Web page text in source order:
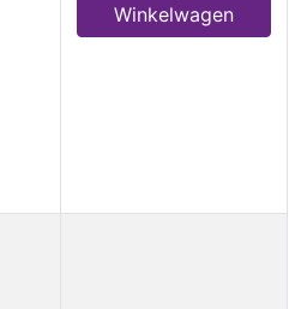
Winkelwagen